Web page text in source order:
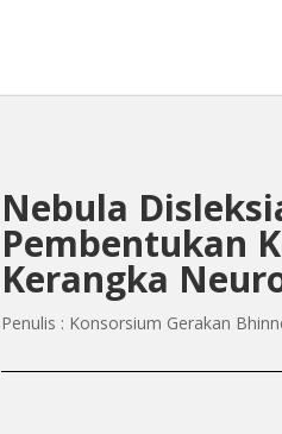
Nebula
Pembentukan
Kerangka
Penulis : Konsorsium Gerakan